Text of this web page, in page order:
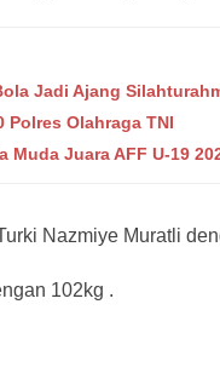
Jadi Ajang
Polres Olahraga TNI
Muda Juara AFF U-19
Nazmiye Muratli
102kg .